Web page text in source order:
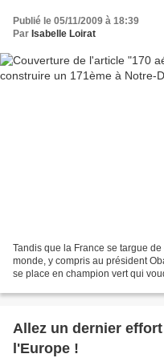
Publié le 05/11/2009 à 18:39
Par Isabelle Loirat
Tandis que la France se targue
monde, y compris au président
se place en champion vert qui
Allez un dernier
l'Europe !